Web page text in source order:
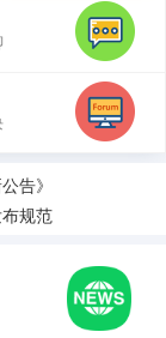
告》
规范